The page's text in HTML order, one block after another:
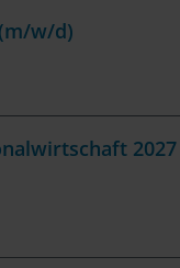
w/d)
2027